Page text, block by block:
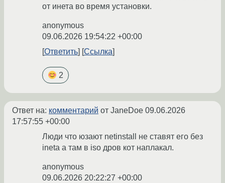
от инета во время установки.
anonymous
09.06.2026 19:54:22 +00:00
Ответить
Ссылка
2
Ответ на: комментарий от JaneDoe 09.06.2026
17:57:55 +00:00
Люди что юзают netinstall не ставят его без
ineta а там в iso дров кот наплакал.
anonymous
09.06.2026 20:22:27 +00:00